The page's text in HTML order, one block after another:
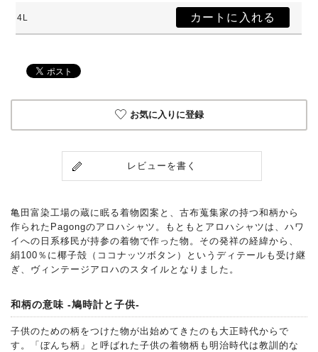
4L
お気に入りに登録
レビューを書く
亀田富染工場の蔵に眠る着物図案と、古布蒐集家の持つ和柄から
作られたPagongのアロハシャツ。もともとアロハシャツは、ハワ
イへの日系移民が持参の着物で作った物。その発祥の経緯から、
絹100％に椰子殻（ココナッツボタン）というディテールも受け継
ぎ、ヴィンテージアロハのスタイルとなりました。
和柄の意味 -鳩時計と子供-
子供のための柄をつけた物が出始めてきたのも大正時代からで
す。「ぼんち柄」と呼ばれた子供の着物柄も明治時代は教訓的な